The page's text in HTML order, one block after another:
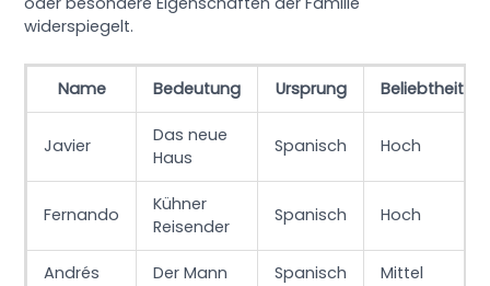
widerspiegelt.
Name Bedeutung Ursprung Beliebtheit
Javier
Das neue
Haus
Spanisch Hoch
Fernando
Kühner
Reisender
Spanisch Hoch
Andrés Der Mann Spanisch Mittel